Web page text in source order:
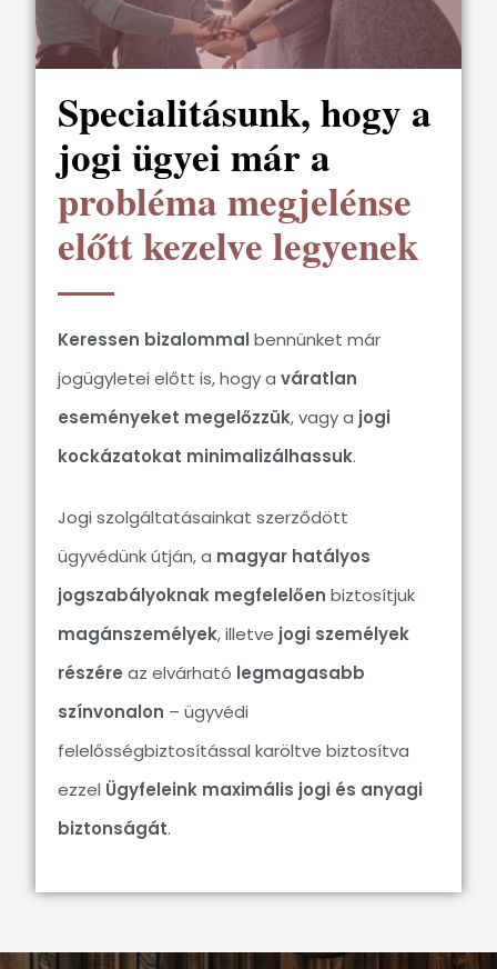
Specialitásunk, hogy a
jogi ügyei már a
probléma megjelénse
előtt kezelve legyenek
Keressen bizalommalbennünket már
jogügyletei előtt is, hogy a váratlan
eseményeket megelőzzük, vagy a jogi
kockázatokat minimalizálhassuk.
Jogi szolgáltatásainkat szerződött
ügyvédünk útján, a magyar hatályos
jogszabályoknak megfelelően biztosítjuk
magánszemélyek, illetve jogi személyek
részére az elvárható legmagasabb
színvonalon – ügyvédi
felelősségbiztosítással karöltve biztosítva
ezzel Ügyfeleink maximális jogi és anyagi
biztonságát.